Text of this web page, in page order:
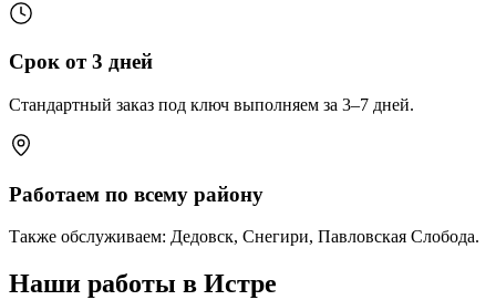
Срок от 3 дней
Стандартный заказ под ключ выполняем за 3–7 дней.
Работаем по всему району
Также обслуживаем: Дедовск, Снегири, Павловская Слобода.
Наши работы в Истре